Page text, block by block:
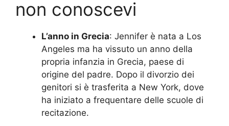
non conoscevi
L’anno in Grecia: Jennifer è nata a Los
Angeles ma ha vissuto un anno della
propria infanzia in Grecia, paese di
origine del padre. Dopo il divorzio dei
genitori si è trasferita a New York, dove
ha iniziato a frequentare delle scuole di
recitazione.